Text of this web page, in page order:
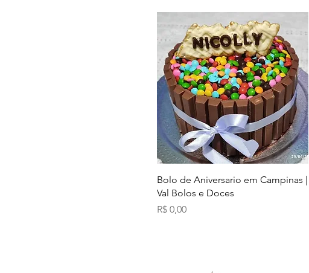
Bolo de Aniversario em Campinas |
Val Bolos e Doces
Preço
R$ 0,00